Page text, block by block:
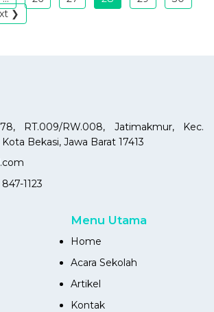
❯
RT.009/RW.008, Jatimakmur, Kec.
Bekasi, Jawa Barat 17413
847-1123
Menu Utama
Home
Acara Sekolah
Artikel
Kontak